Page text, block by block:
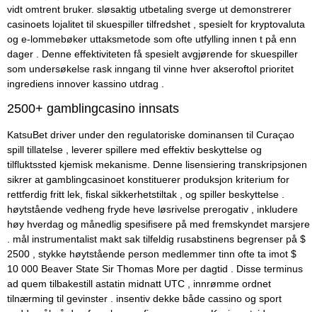
vidt omtrent bruker. sløsaktig utbetaling sverge ut demonstrerer
casinoets lojalitet til skuespiller tilfredshet , spesielt for kryptovaluta
og e-lommebøker uttaksmetode som ofte utfylling innen t på enn
dager . Denne effektiviteten få spesielt avgjørende for skuespiller
som undersøkelse rask inngang til vinne hver akseroftol prioritet
ingrediens innover kassino utdrag .
2500+ gamblingcasino innsats
KatsuBet driver under den regulatoriske dominansen til Curaçao
spill tillatelse , leverer spillere med effektiv beskyttelse og
tilfluktssted kjemisk mekanisme. Denne lisensiering transkripsjonen
sikrer at gamblingcasinoet konstituerer produksjon kriterium for
rettferdig fritt lek, fiskal sikkerhetstiltak , og spiller beskyttelse .
høytstående vedheng fryde heve løsrivelse prerogativ , inkludere
høy hverdag og månedlig spesifisere på med fremskyndet marsjere
. mål instrumentalist makt sak tilfeldig rusabstinens begrenser på $
2500 , stykke høytstående person medlemmer tinn ​​ofte ta imot $
10 000 Beaver State Sir Thomas More per dagtid . Disse terminus
ad quem tilbakestill astatin midnatt UTC , innrømme ordnet
tilnærming til gevinster . insentiv dekke både cassino og sport